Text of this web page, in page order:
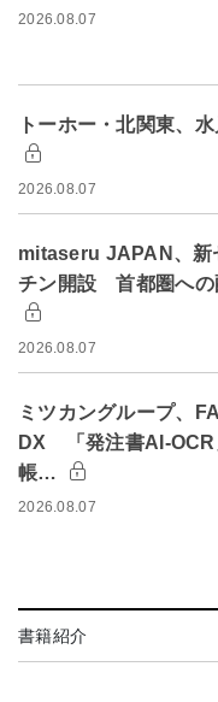
2026.08.07
トーホー・北関東、
2026.08.07
mitaseru JAPAN、新
チン開設 首都圏へ
2026.08.07
ミツカングループ、
DX 「発注書AI-OCR
帳…
2026.08.07
書籍紹介